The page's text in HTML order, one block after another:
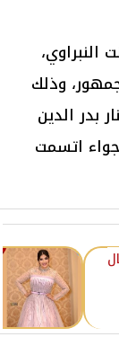
وذلك
بدر الدين
اتسمت